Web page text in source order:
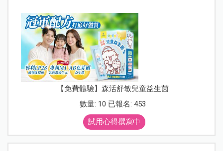
【免費體驗】森活舒敏兒童益生菌
數量: 10 已報名: 453
試用心得撰寫中